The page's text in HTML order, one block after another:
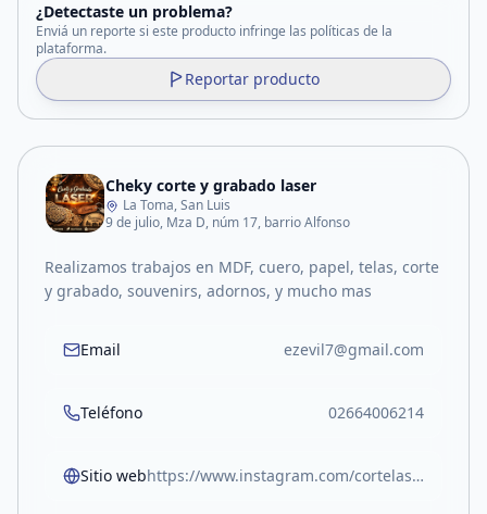
¿Detectaste un problema?
Enviá un reporte si este producto infringe las políticas de la
plataforma.
Reportar producto
Cheky corte y grabado laser
La Toma, San Luis
9 de julio, Mza D, núm 17, barrio Alfonso
Realizamos trabajos en MDF, cuero, papel, telas, corte
y grabado, souvenirs, adornos, y mucho mas
Email ezevil7@gmail.com
Teléfono 02664006214
Sitio web https://www.instagram.com/cortelaser_latoma?igsh=djNyZ21xZDNjM3Vu&utm_source=qr